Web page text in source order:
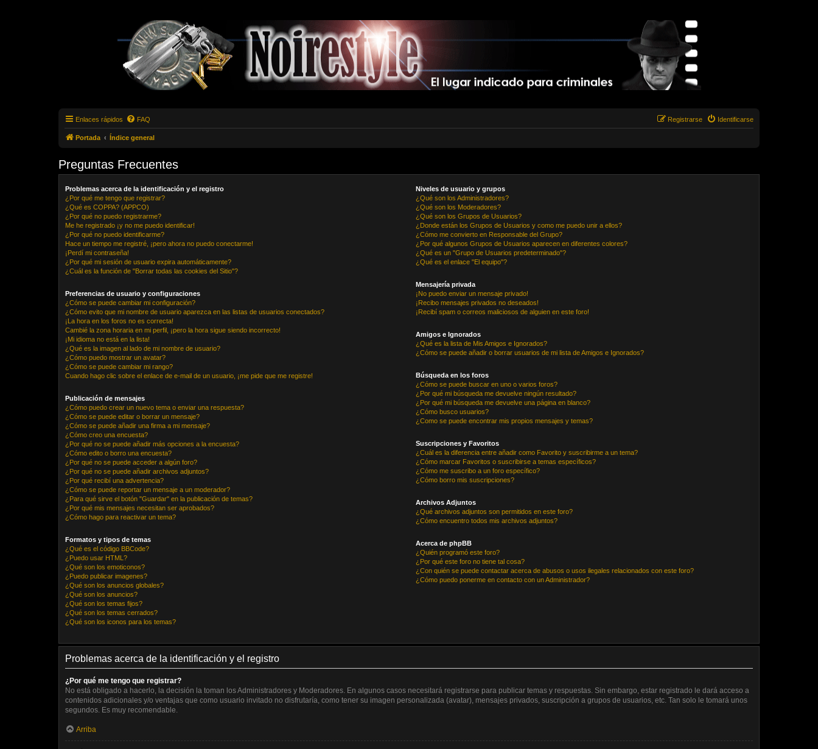
Enlaces rápidos FAQ Identificarse
Registrarse
Portada Índice general
Preguntas Frecuentes
Problemas acerca de la identificación y el registro
¿Por qué me tengo que registrar?
¿Qué es COPPA? (APPCO)
¿Por qué no puedo registrarme?
Me he registrado ¡y no me puedo identificar!
¿Por qué no puedo identificarme?
Hace un tiempo me registré, ¡pero ahora no puedo conectarme!
¡Perdí mi contraseña!
¿Por qué mi sesión de usuario expira automáticamente?
¿Cuál es la función de "Borrar todas las cookies del Sitio"?
Preferencias de usuario y configuraciones
¿Cómo se puede cambiar mi configuración?
¿Cómo evito que mi nombre de usuario aparezca en las listas de usuarios conectados?
¡La hora en los foros no es correcta!
Cambié la zona horaria en mi perfil, ¡pero la hora sigue siendo incorrecto!
¡Mi idioma no está en la lista!
¿Qué es la imagen al lado de mi nombre de usuario?
¿Cómo puedo mostrar un avatar?
¿Cómo se puede cambiar mi rango?
Cuando hago clic sobre el enlace de e-mail de un usuario, ¡me pide que me registre!
Publicación de mensajes
¿Cómo puedo crear un nuevo tema o enviar una respuesta?
¿Cómo se puede editar o borrar un mensaje?
¿Cómo se puede añadir una firma a mi mensaje?
¿Cómo creo una encuesta?
¿Por qué no se puede añadir más opciones a la encuesta?
¿Cómo edito o borro una encuesta?
¿Por qué no se puede acceder a algún foro?
¿Por qué no se puede añadir archivos adjuntos?
¿Por qué recibí una advertencia?
¿Cómo se puede reportar un mensaje a un moderador?
¿Para qué sirve el botón "Guardar" en la publicación de temas?
¿Por qué mis mensajes necesitan ser aprobados?
¿Cómo hago para reactivar un tema?
Formatos y tipos de temas
¿Qué es el código BBCode?
¿Puedo usar HTML?
¿Qué son los emoticonos?
¿Puedo publicar imagenes?
¿Qué son los anuncios globales?
¿Qué son los anuncios?
¿Qué son los temas fijos?
¿Qué son los temas cerrados?
¿Qué son los iconos para los temas?
Niveles de usuario y grupos
¿Qué son los Administradores?
¿Qué son los Moderadores?
¿Qué son los Grupos de Usuarios?
¿Donde están los Grupos de Usuarios y como me puedo unir a ellos?
¿Cómo me convierto en Responsable del Grupo?
¿Por qué algunos Grupos de Usuarios aparecen en diferentes colores?
¿Qué es un "Grupo de Usuarios predeterminado"?
¿Qué es el enlace "El equipo"?
Mensajería privada
¡No puedo enviar un mensaje privado!
¡Recibo mensajes privados no deseados!
¡Recibí spam o correos maliciosos de alguien en este foro!
Amigos e Ignorados
¿Qué es la lista de Mis Amigos e Ignorados?
¿Cómo se puede añadir o borrar usuarios de mi lista de Amigos e Ignorados?
Búsqueda en los foros
¿Cómo se puede buscar en uno o varios foros?
¿Por qué mi búsqueda me devuelve ningún resultado?
¿Por qué mi búsqueda me devuelve una página en blanco?
¿Cómo busco usuarios?
¿Como se puede encontrar mis propios mensajes y temas?
Suscripciones y Favoritos
¿Cuál es la diferencia entre añadir como Favorito y suscribirme a un tema?
¿Cómo marcar Favoritos o suscribirse a temas específicos?
¿Cómo me suscribo a un foro específico?
¿Cómo borro mis suscripciones?
Archivos Adjuntos
¿Qué archivos adjuntos son permitidos en este foro?
¿Cómo encuentro todos mis archivos adjuntos?
Acerca de phpBB
¿Quién programó este foro?
¿Por qué este foro no tiene tal cosa?
¿Con quién se puede contactar acerca de abusos o usos ilegales relacionados con este foro?
¿Cómo puedo ponerme en contacto con un Administrador?
Problemas acerca de la identificación y el registro
¿Por qué me tengo que registrar?
No está obligado a hacerlo, la decisión la toman los Administradores y Moderadores. En algunos casos necesitará registrarse para publicar temas y respuestas. Sin embargo, estar registrado le dará acceso a
contenidos adicionales y/o ventajas que como usuario invitado no disfrutaría, como tener su imagen personalizada (avatar), mensajes privados, suscripción a grupos de usuarios, etc. Tan solo le tomará unos
segundos. Es muy recomendable.
Arriba